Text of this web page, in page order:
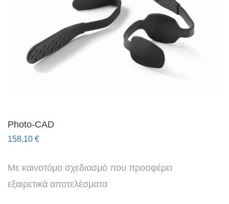
Photo-CAD
158,10 €
Με καινοτόμο σχεδιασμό που προσφέρει
εξαιρετικά αποτελέσματα